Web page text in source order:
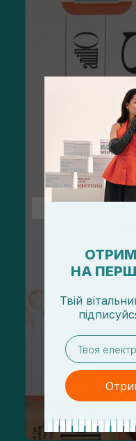
НА
Твій
email